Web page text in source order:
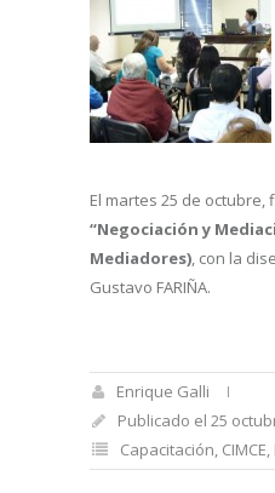
El martes 25 de octubre,
“Negociación y
Mediadores) , con la
Gustavo FARIÑA.
Enrique Galli
Publicado el 25
Capacitación CIMCE